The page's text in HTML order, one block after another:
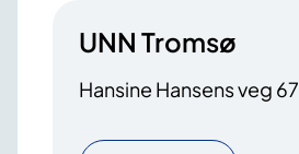
UNN Tromsø
Hansine Hansens veg 67